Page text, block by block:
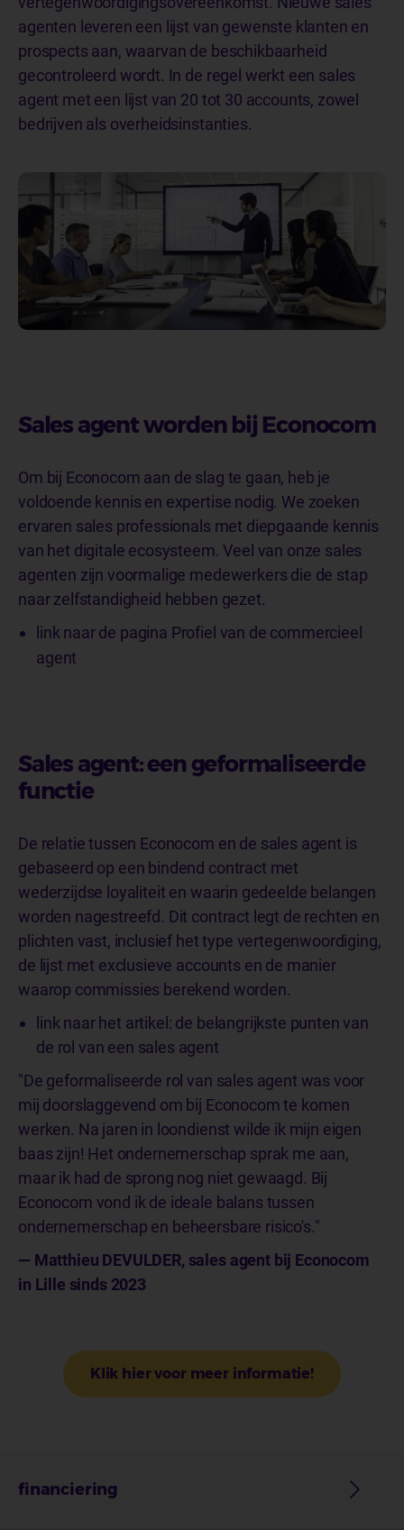
agenten leveren een lijst van gewenste klanten en
prospects aan, waarvan de beschikbaarheid
gecontroleerd wordt. In de regel werkt een sales
agent met een lijst van 20 tot 30 accounts, zowel
bedrijven als overheidsinstanties.
Sales agent worden bij Econocom
Om bij Econocom aan de slag te gaan, heb je
voldoende kennis en expertise nodig. We zoeken
ervaren sales professionals met diepgaande kennis
van het digitale ecosysteem. Veel van onze sales
agenten zijn voormalige medewerkers die de stap
naar zelfstandigheid hebben gezet.
link naar de pagina Profiel van de commercieel
agent
Sales agent: een geformaliseerde
functie
De relatie tussen Econocom en de sales agent is
gebaseerd op een bindend contract met
wederzijdse loyaliteit en waarin gedeelde belangen
worden nagestreefd. Dit contract legt de rechten en
plichten vast, inclusief het type vertegenwoordiging,
de lijst met exclusieve accounts en de manier
waarop commissies berekend worden.
link naar het artikel: de belangrijkste punten van
de rol van een sales agent
"De geformaliseerde rol van sales agent was voor
mij doorslaggevend om bij Econocom te komen
werken. Na jaren in loondienst wilde ik mijn eigen
baas zijn! Het ondernemerschap sprak me aan,
maar ik had de sprong nog niet gewaagd. Bij
Econocom vond ik de ideale balans tussen
ondernemerschap en beheersbare risico's."
— Matthieu DEVULDER, sales agent bij Econocom
in Lille sinds 2023
Klik hier voor meer informatie!
financiering